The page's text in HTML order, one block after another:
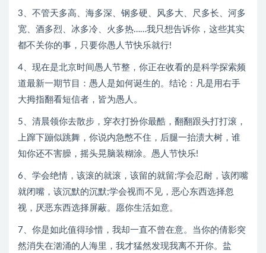
3、不管天多高、海多深、钢多硬、风多大、尺多长、河多
宽、酒多烈、冰多冷、火多热……我只想告诉你，这些其实
都不关你的事，只要你愚人节快乐就行!
4、现在是北京时间愚人节整，你正在收看的是科学探索频
道最新一期节目：愚人是如何诞生的。结论：凡是用右手
大拇指翻看短信者，皆为愚人。
5、清晨领你去散步，穿衣打扮你最酷，翻翻跟头打打滚，
上蹿下蹦似跳舞，你说内急憋不住，后腿一抬渍大树，谁
知你还不害臊，摇头晃脑装糊涂。愚人节快乐!
6、学会绝情，该滚的就滚，该留的就留;学会忍耐，该闭嘴
就闭嘴，该沉默的沉默;学会视而不见，恶心东西选择忽
视，厌恶东西选择屏蔽。愿你生活如意。
7、你是如此值得珍惜，我却一直不曾在意。当你的倩影突
然消失在汹涌的人海里，我才猛然发现我离不开你。盐